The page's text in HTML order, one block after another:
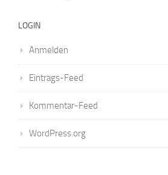
LOGIN
Anmelden
Eintrags-Feed
Kommentar-Feed
WordPress.org